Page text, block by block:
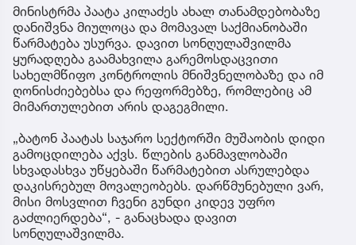
მინისტრმა პაატა კილაძეს ახალ თანამდებობაზე
დანიშვნა მიულოცა და მომავალ საქმიანობაში
წარმატება უსურვა. დავით სონღულაშვილმა
ყურადღება გაამახვილა გარემოსდაცვითი
სახელმწიფო კონტროლის მნიშვნელობაზე და იმ
ღონისძიებებსა და რეფორმებზე, რომლებიც ამ
მიმართულებით არის დაგეგმილი.
„ბატონ პაატას საჯარო სექტორში მუშაობის დიდი
გამოცდილება აქვს. წლების განმავლობაში
სხვადასხვა უწყებაში წარმატებით ასრულებდა
დაკისრებულ მოვალეობებს. დარწმუნებული ვარ,
მისი მოსვლით ჩვენი გუნდი კიდევ უფრო
გაძლიერდება“, - განაცხადა დავით
სონღულაშვილმა.